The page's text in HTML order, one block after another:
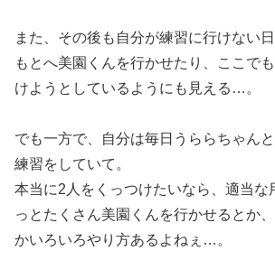
また、その後も自分が練習に行けない
もとへ美園くんを行かせたり、ここで
けようとしているようにも見える…。
でも一方で、自分は毎日うららちゃん
練習をしていて。
本当に2人をくっつけたいなら、適当な
っとたくさん美園くんを行かせるとか
かいろいろやり方あるよねぇ…。